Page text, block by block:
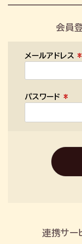
会員
メールアドレス
パスワード
連携サー